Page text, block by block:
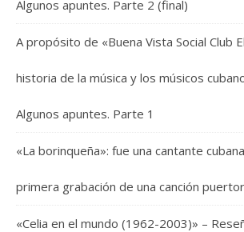
Algunos apuntes. Parte 2 (final)
A propósito de «Buena Vista Social Club
historia de la música y los músicos
Algunos apuntes. Parte 1
«La borinqueña»: fue una cantante
primera grabación de una canción
«Celia en el mundo (1962-2003)» –